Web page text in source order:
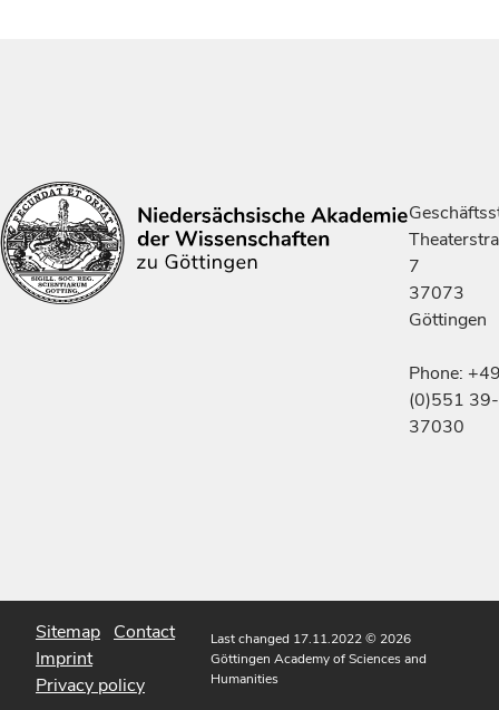
7
37073
Göttingen
Phone:
(0)551 39-
37030
Sitemap Contact
Imprint
Privacy policy
Last changed 17.11.2022© 2026
Göttingen Academy of Sciences and
Humanities